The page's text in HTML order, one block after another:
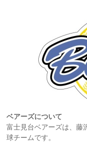
ベアーズについて
富士見台ベアーズは、藤
球チームです。